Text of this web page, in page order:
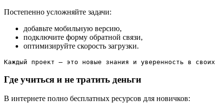
Постепенно усложняйте задачи:
добавьте мобильную версию,
подключите форму обратной связи,
оптимизируйте скорость загрузки.
Каждый проект — это новые знания и уверенность в своих
Где учиться и не тратить деньги
В интернете полно бесплатных ресурсов для новичков: